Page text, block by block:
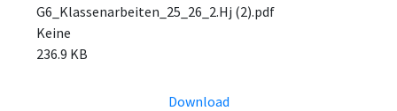
G6_Klassenarbeiten_25_26_2.Hj (2).pdf
Keine
236.9 KB
Download